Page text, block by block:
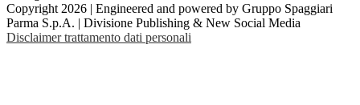
Copyright 2026 | Engineered and powered by Gruppo Spaggiari
Parma S.p.A. | Divisione Publishing & New Social Media
Disclaimer trattamento dati personali